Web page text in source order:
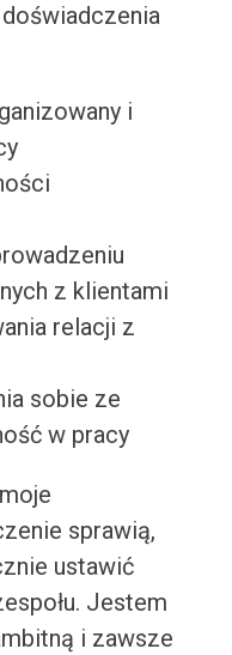
i
z klientami
relacji z
sobie ze
w pracy
sprawią,
ustawić
Jestem
i zawsze